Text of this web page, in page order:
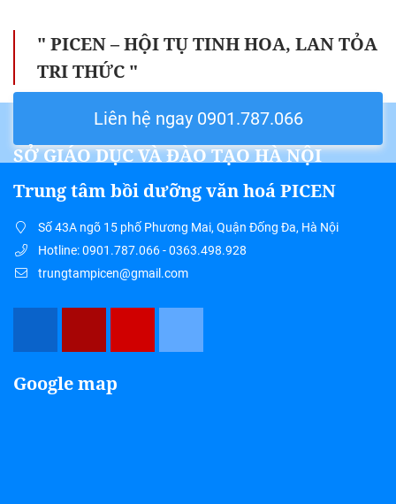
" PICEN – HỘI TỤ TINH HOA, LAN TỎA
TRI THỨC "
Liên hệ ngay 0901.787.066
SỞ GIÁO DỤC VÀ ĐÀO TẠO HÀ NỘI
Trung tâm bồi dưỡng văn hoá PICEN
Số 43A ngõ 15 phố Phương Mai, Quận Đống Đa, Hà Nội
Hotline: 0901.787.066 - 0363.498.928
trungtampicen@gmail.com
Google map